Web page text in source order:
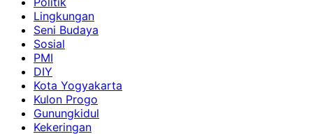
Lingkungan
Seni Budaya
Sosial
PMI
DIY
Kota Yogyakarta
Kulon Progo
Gunungkidul
Kekeringan